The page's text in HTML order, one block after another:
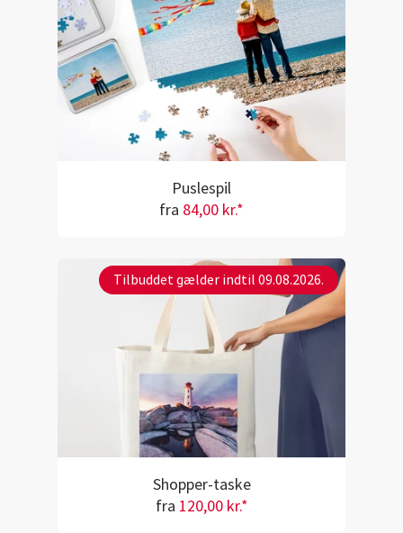
Puslespil
fra 84,00 kr.*
Tilbuddet gælder indtil 09.08.2026.
Shopper-taske
fra 120,00 kr.*